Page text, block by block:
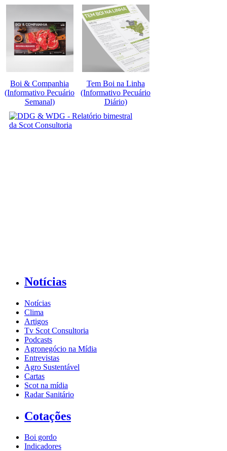
Boi & Companhia
(Informativo Pecuário
Semanal)
Tem Boi na Linha
(Informativo Pecuário
Diário)
Notícias
Notícias
Clima
Artigos
Tv Scot Consultoria
Podcasts
Agronegócio na Mídia
Entrevistas
Agro Sustentável
Cartas
Scot na mídia
Radar Sanitário
Cotações
Boi gordo
Indicadores